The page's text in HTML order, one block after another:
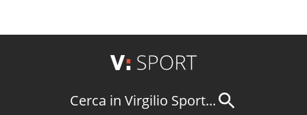
Cerca in Virgilio Sport...